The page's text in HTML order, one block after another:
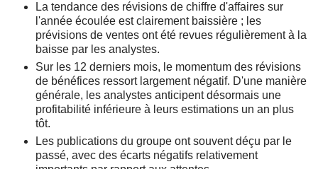
La tendance des révisions de chiffre d'affaires sur
l'année écoulée est clairement baissière ; les
prévisions de ventes ont été revues régulièrement à la
baisse par les analystes.
Sur les 12 derniers mois, le momentum des révisions
de bénéfices ressort largement négatif. D'une manière
générale, les analystes anticipent désormais une
profitabilité inférieure à leurs estimations un an plus
tôt.
Les publications du groupe ont souvent déçu par le
passé, avec des écarts négatifs relativement